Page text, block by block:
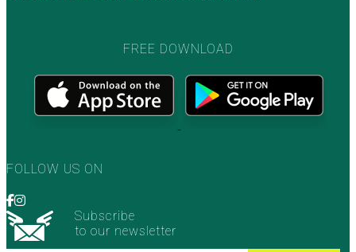
FREE DOWNLOAD
FOLLOW US ON
Subscribe
to our newsletter